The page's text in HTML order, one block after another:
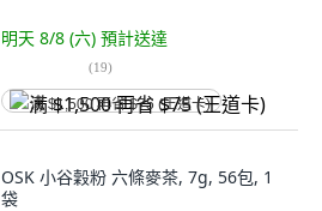
明天 8/8 (六) 預計送達
(19)
满 $1,500 再省 $75 (王道卡)
OSK 小谷穀粉 六條麥茶, 7g, 56包, 1
袋